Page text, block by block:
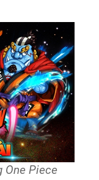
One Piece